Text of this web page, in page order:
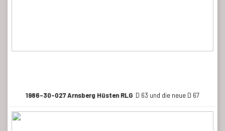
1986-30-027 Arnsberg Hüsten RLG D 63 und die neue D 67